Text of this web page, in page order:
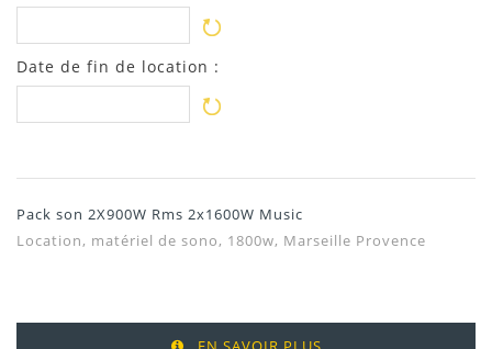
Date de fin de location :
Pack son 2X900W Rms 2x1600W Music
Location, matériel de sono, 1800w, Marseille Provence